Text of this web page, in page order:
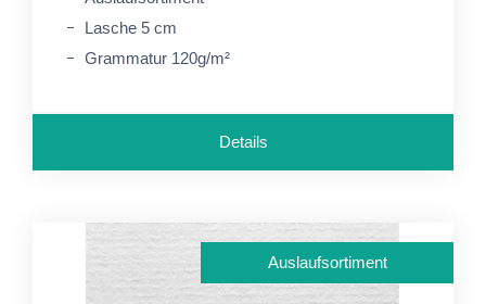
Lasche 5 cm
Grammatur 120g/m²
Details
Auslaufsortiment